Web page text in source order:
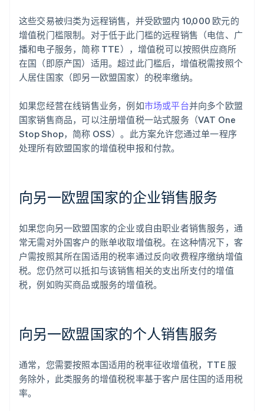
这些交易被归类为远程销售，并受欧盟内 10,000 欧元的
增值税门槛限制。对于低于此门槛的远程销售（电信、广
播和电子服务，简称 TTE），增值税可以按照供应商所
在国（即原产国）适用。超过此门槛后，增值税需按照个
人居住国家（即另一欧盟国家）的税率缴纳。
如果您经营在线销售业务，例如市场或平台并向多个欧盟
国家销售商品，可以注册增值税一站式服务（VAT One
Stop Shop，简称 OSS）。此方案允许您通过单一程序
处理所有欧盟国家的增值税申报和付款。
向另一欧盟国家的企业销售服务
如果您向另一欧盟国家的企业或自由职业者销售服务，通
常无需对外国客户的账单收取增值税。在这种情况下，客
户需按照其所在国适用的税率通过反向收费程序缴纳增值
税。您仍然可以抵扣与该销售相关的支出所支付的增值
税，例如购买商品或服务的增值税。
向另一欧盟国家的个人销售服务
通常，您需要按照本国适用的税率征收增值税，TTE 服
务除外，此类服务的增值税税率基于客户居住国的适用税
率。